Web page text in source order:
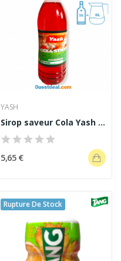
YASH
Sirop saveur Cola Yash 1L
5,65 €
Rupture De Stock